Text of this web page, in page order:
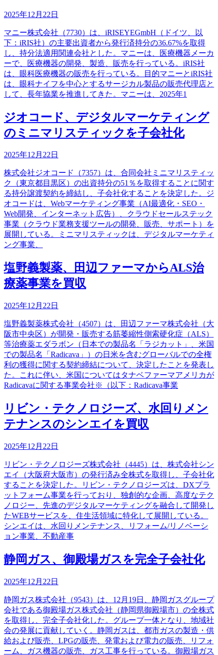
2025年12月22日
マニー株式会社（7730）は、iRISEYEGmbH（ドイツ、以
下：iRIS社）の主要出資者から発行済持分の36.67%を取得
し、持分法適用関連会社とした。マニーは、医療機器メーカ
ーで、医療機器の開発、製造、販売を行っている。iRIS社
は、眼科医療機器の販売を行っている。目的マニーとiRIS社
は、眼科ナイフを中心とするサージカル製品の販売代理店と
して、長年協業を推進してきた。マニーは、2025年1
ジオコード、デジタルマーケティング
のミニマリスティックを子会社化
2025年12月22日
株式会社ジオコード（7357）は、合同会社ミニマリスティッ
ク（東京都目黒区）の出資持分の51％を取得することに関す
る持分譲渡契約を締結し、子会社化することを決定した。ジ
オコードは、Webマーケティング事業（AI最適化・SEO・
Web開発、インターネット広告）、クラウドセールステック
事業（クラウド業務支援ツールの開発、販売、サポート）を
展開している。ミニマリスティックは、デジタルマーケティ
ング事業、
塩野義製薬、田辺ファーマからALS治
療薬事業を買収
2025年12月22日
塩野義製薬株式会社（4507）は、田辺ファーマ株式会社（大
阪市中央区）が開発・販売する筋萎縮性側索硬化症（ALS）
等治療薬エダラボン（日本での製品名「ラジカット」、米国
での製品名「Radicava」）の日米を含むグローバルでの全権
利の獲得に関する契約締結について、決定したことを発表し
た。これに伴い、米国についてはタナベファーマアメリカが
Radicavaに関する事業会社※（以下：Radicava事業
リビン・テクノロジーズ、水回りメン
テナンスのシンエイを買収
2025年12月22日
リビン・テクノロジーズ株式会社（4445）は、株式会社シン
エイ（大阪府大阪市）の発行済み全株式を取得し、子会社化
することを決定した。リビン・テクノロジーズは、DXプラ
ットフォーム事業を行っており、独創的な企画、高度なテク
ノロジー、先進のデジタルマーケティングを融合して開発し
たWEBサービスを、住生活領域に特化して展開している。
シンエイは、水回りメンテナンス、リフォーム/リノベーシ
ョン事業、不動産事
静岡ガス、御殿場ガスを完全子会社化
2025年12月22日
静岡ガス株式会社（9543）は、12月19日、静岡ガスグループ
会社である御殿場ガス株式会社（静岡県御殿場市）の全株式
を取得し、完全子会社化した。グループ一体となり、地域社
会の発展に貢献していく。静岡ガスは、都市ガスの製造・供
給および販売、LPGの販売、発電および電力の販売、リフォ
ーム、ガス機器の販売、ガス工事を行っている。御殿場ガス